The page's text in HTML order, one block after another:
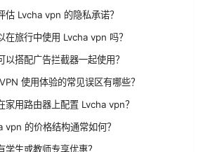
估 Lvcha vpn 的隐私承诺？
在旅行中使用 Lvcha vpn 吗？
以搭配广告拦截器一起使用？
使用体验的常见误区有哪些？
家用路由器上配置 Lvcha vpn？
vpn 的价格结构通常如何？
学生或教师专享优惠？